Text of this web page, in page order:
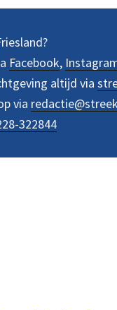
Facebook,
altijd via
via
322844